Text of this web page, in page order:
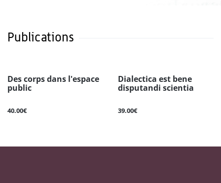
Publications
Des corps dans l'espace
public
40.00€
Dialectica est bene
disputandi scientia
39.00€